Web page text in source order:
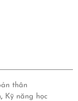
thân
, Kỹ năng học